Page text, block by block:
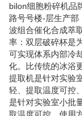
bilon细胞粉碎机品
路号号楼-层生产
波组合催化合成萃
率：双层破碎杯是
可实现体系内部冷
化。比传统的冰浴
提取机是针对实验
轻、提取温度可控
是针对实验室小批